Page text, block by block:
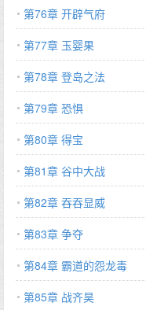
第76章 开辟气府
第77章 玉婴果
第78章 登岛之法
第79章 恐惧
第80章 得宝
第81章 谷中大战
第82章 吞吞显威
第83章 争夺
第84章 霸道的怨龙毒
第85章 战齐昊